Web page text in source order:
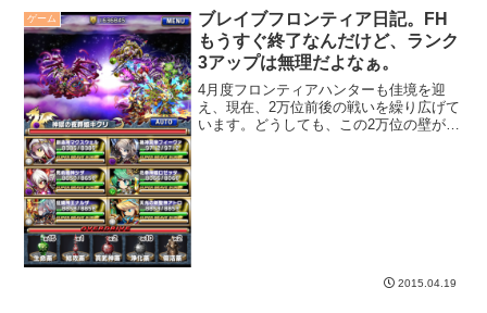
ゲーム
ブレイブフロンティア日記。FH
もうすぐ終了なんだけど、ランク
3アップは無理だよなぁ。
4月度フロンティアハンターも佳境を迎
え、現在、2万位前後の戦いを繰り広げて
います。どうしても、この2万位の壁が超
2015.04.19